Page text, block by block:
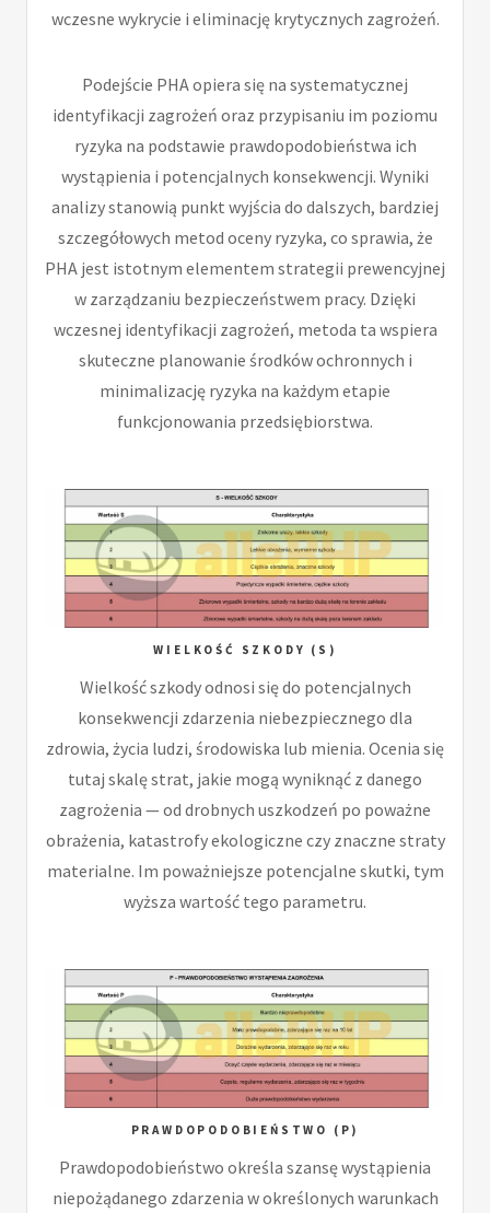
wczesne wykrycie i eliminację krytycznych zagrożeń.
Podejście PHA opiera się na systematycznej
identyfikacji zagrożeń oraz przypisaniu im poziomu
ryzyka na podstawie prawdopodobieństwa ich
wystąpienia i potencjalnych konsekwencji. Wyniki
analizy stanowią punkt wyjścia do dalszych, bardziej
szczegółowych metod oceny ryzyka, co sprawia, że
PHA jest istotnym elementem strategii prewencyjnej
w zarządzaniu bezpieczeństwem pracy. Dzięki
wczesnej identyfikacji zagrożeń, metoda ta wspiera
skuteczne planowanie środków ochronnych i
minimalizację ryzyka na każdym etapie
funkcjonowania przedsiębiorstwa.
WIELKOŚĆ SZKODY (S)
Wielkość szkody odnosi się do potencjalnych
konsekwencji zdarzenia niebezpiecznego dla
zdrowia, życia ludzi, środowiska lub mienia. Ocenia się
tutaj skalę strat, jakie mogą wyniknąć z danego
zagrożenia — od drobnych uszkodzeń po poważne
obrażenia, katastrofy ekologiczne czy znaczne straty
materialne. Im poważniejsze potencjalne skutki, tym
wyższa wartość tego parametru.
PRAWDOPODOBIEŃSTWO (P)
Prawdopodobieństwo określa szansę wystąpienia
niepożądanego zdarzenia w określonych warunkach